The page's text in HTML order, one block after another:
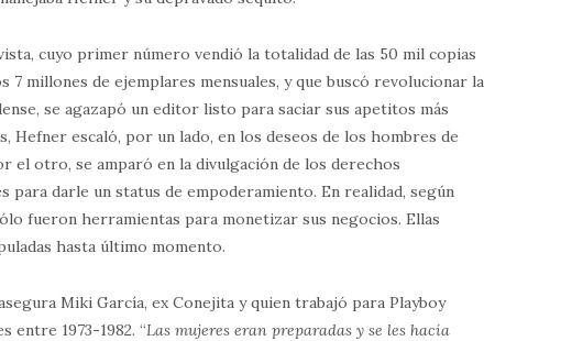
cuyo primer número vendió la totalidad de las 50 mil copias
7 millones de ejemplares mensuales, y que buscó revolucionar la
se agazapó un editor listo para saciar sus apetitos más
Hefner escaló, por un lado, en los deseos de los hombres de
el otro, se amparó en la divulgación de los derechos
para darle un status de empoderamiento. En realidad, según
fueron herramientas para monetizar sus negocios. Ellas
hasta último momento.
asegura Miki García, ex Conejita y quien trabajó para Playboy
entre 1973-1982. “Las mujeres eran preparadas y se les hacía